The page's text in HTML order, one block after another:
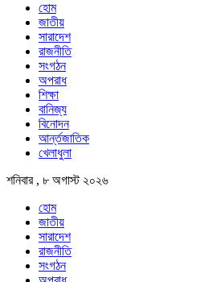
হোম
জাতীয়
সারাদেশ
রাজনীতি
সংগঠন
অপরাধ
শিক্ষা
বানিজ্য
বিনোদন
আর্ন্তজাতিক
খেলাধুলা
শনিবার , ৮ অগাস্ট ২০২৬
হোম
জাতীয়
সারাদেশ
রাজনীতি
সংগঠন